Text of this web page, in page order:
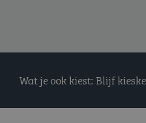
Wat je ook kiest: Blijf